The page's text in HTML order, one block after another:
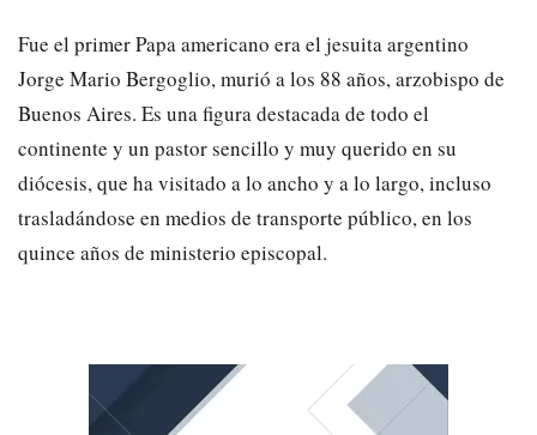
Fue el primer Papa americano era el jesuita argentino
Jorge Mario Bergoglio, murió a los 88 años, arzobispo de
Buenos Aires. Es una figura destacada de todo el
continente y un pastor sencillo y muy querido en su
diócesis, que ha visitado a lo ancho y a lo largo, incluso
trasladándose en medios de transporte público, en los
quince años de ministerio episcopal.